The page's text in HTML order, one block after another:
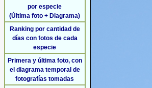
por especie
(Última foto + Diagrama)
Ranking por cantidad de
días con fotos de cada
especie
Primera y última foto, con
el diagrama temporal de
fotografías tomadas